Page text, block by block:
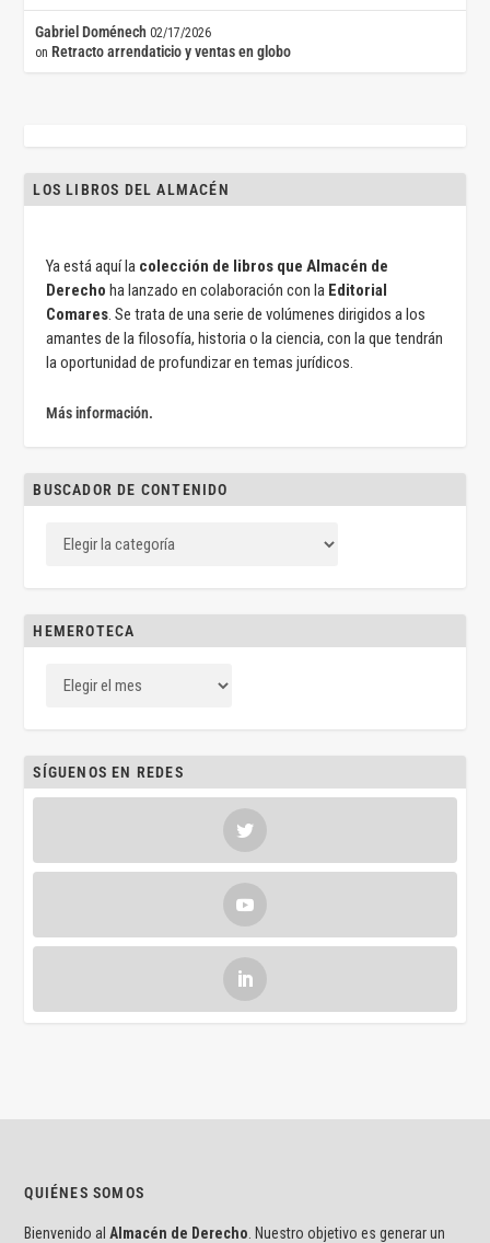
Gabriel Doménech 02/17/2026
on Retracto arrendaticio y ventas en globo
LOS LIBROS DEL ALMACÉN
Ya está aquí la colección de libros que Almacén de
Derecho ha lanzado en colaboración con la Editorial
Comares. Se trata de una serie de volúmenes dirigidos a los
amantes de la filosofía, historia o la ciencia, con la que tendrán
la oportunidad de profundizar en temas jurídicos.
Más información.
BUSCADOR DE CONTENIDO
HEMEROTECA
SÍGUENOS EN REDES
QUIÉNES SOMOS
Bienvenido al Almacén de Derecho . Nuestro objetivo es generar un